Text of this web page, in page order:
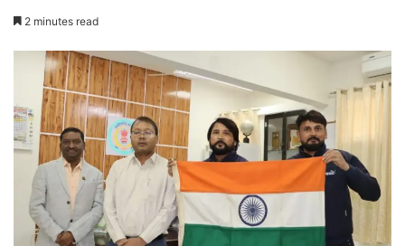
2 minutes read